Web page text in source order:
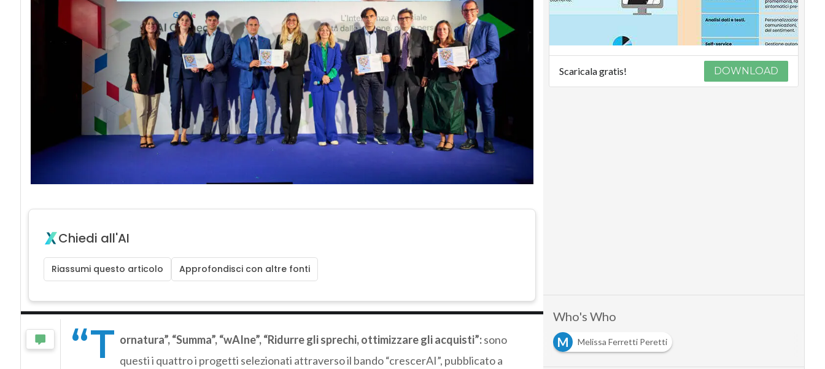
Chiedi all'AI
Riassumi questo articolo Approfondisci con altre fonti
“T ornatura”, “Summa”, “wAIne”, “Ridurre gli sprechi, ottimizzare gli acquisti”:sono
questi i quattro i progetti selezionati attraverso il bando “crescerAI”, pubblicato a
Scaricala gratis! DOWNLOAD
Who's Who
M
Melissa Ferretti Peretti